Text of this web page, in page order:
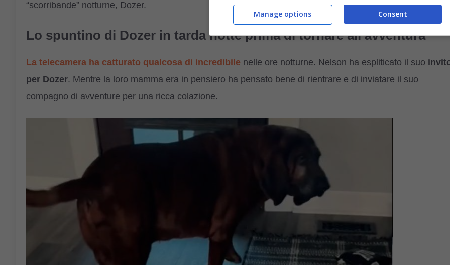
“scorribande” notturne, Dozer.
Lo spuntino di Dozer in tarda notte prima di tornare all’avventura
La telecamera ha catturato qualcosa di incredibile nelle ore notturne. Nelson ha espliticato il suo
per Dozer. Mentre la loro mamma era in pensiero ha pensato bene di rientrare e di inviatare il suo
compagno di avventure per una ricca colazione.
Consent
Manage options